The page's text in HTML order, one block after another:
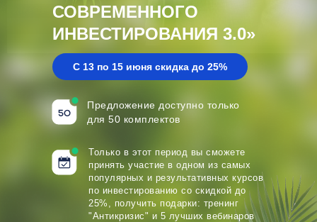
СОВРЕМЕННОГО
ИНВЕСТИРОВАНИЯ 3.0»
С 13 по 15 июня скидка до 25%
Только в этот период вы сможете
принять участие в одном из самых
популярных и результативных курсов
по инвестированию со скидкой до
25%, получить подарки: тренинг
"Антикризис" и 5 лучших вебинаров
Предложение доступно только
для 50 комплектов